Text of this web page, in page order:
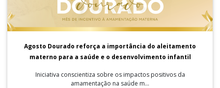
Agosto Dourado reforça a importância do aleitamento
materno para a saúde e o desenvolvimento infantil
Iniciativa conscientiza sobre os impactos positivos da
amamentação na saúde m...